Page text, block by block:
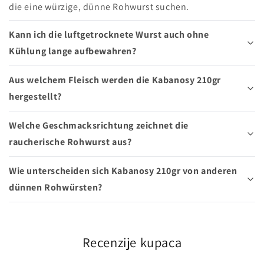
die eine würzige, dünne Rohwurst suchen.
Kann ich die luftgetrocknete Wurst auch ohne
Kühlung lange aufbewahren?
Aus welchem Fleisch werden die Kabanosy 210gr
hergestellt?
Welche Geschmacksrichtung zeichnet die
raucherische Rohwurst aus?
Wie unterscheiden sich Kabanosy 210gr von anderen
dünnen Rohwürsten?
Recenzije kupaca